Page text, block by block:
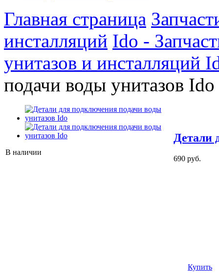
Главная страница
инсталляций Ido -
унитазов и инсталляций
подачи воды унитазов Ido
В наличии
Детали
690 руб.
Купить